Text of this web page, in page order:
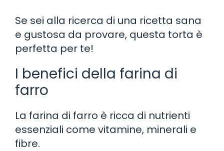
Se sei alla ricerca di una ricetta sana
e gustosa da provare, questa torta è
perfetta per te!
I benefici della farina di
farro
La farina di farro è ricca di nutrienti
essenziali come vitamine, minerali e
fibre.